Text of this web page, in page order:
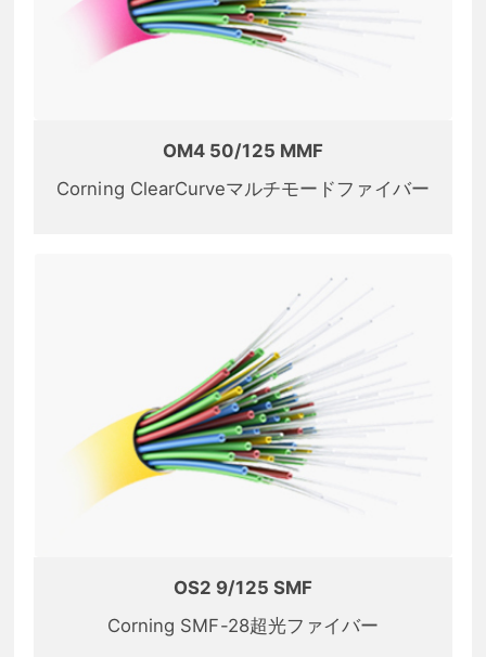
OM4 50/125 MMF
Corning ClearCurveマルチモードファイバー
OS2 9/125 SMF
Corning SMF-28超光ファイバー